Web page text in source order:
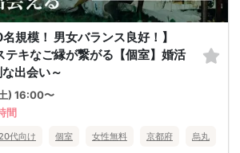
名規模！ 男女バランス良好！】
テキなご縁が繋がる【個室】婚活
出会い～
) 16:00〜
間
代向け 個室 女性無料 京都府 烏丸